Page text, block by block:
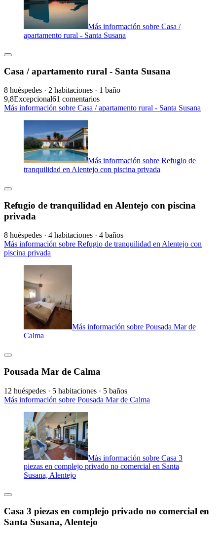
Más información sobre Casa /
apartamento rural - Santa Susana
Casa / apartamento rural - Santa Susana
8 huéspedes · 2 habitaciones · 1 baño
9,8Excepcional61 comentarios
Más información sobre Casa / apartamento rural - Santa Susana
Más información sobre Refugio de
tranquilidad en Alentejo con piscina privada
Refugio de tranquilidad en Alentejo con piscina
privada
8 huéspedes · 4 habitaciones · 4 baños
Más información sobre Refugio de tranquilidad en Alentejo con
piscina privada
Más información sobre Pousada Mar de
Calma
Pousada Mar de Calma
12 huéspedes · 5 habitaciones · 5 baños
Más información sobre Pousada Mar de Calma
Más información sobre Casa 3
piezas en complejo privado no comercial en Santa
Susana, Alentejo
Casa 3 piezas en complejo privado no comercial en
Santa Susana, Alentejo